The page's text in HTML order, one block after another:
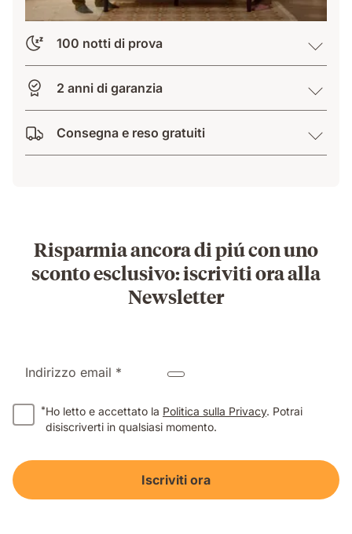
100 notti di prova
2 anni di garanzia
Consegna e reso gratuiti
Risparmia ancora di piú con uno
sconto esclusivo: iscriviti ora alla
Newsletter
Indirizzo email *
*Ho letto e accettato la Politica sulla Privacy. Potrai
disiscriverti in qualsiasi momento.
Iscriviti ora